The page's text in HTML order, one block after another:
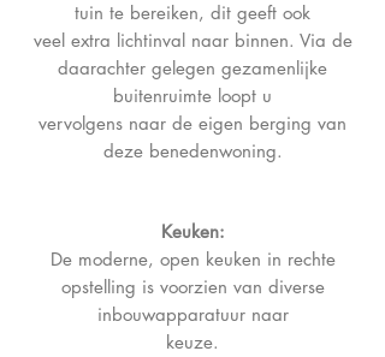
tuin te bereiken, dit geeft ook
veel extra lichtinval naar binnen. Via de
daarachter gelegen gezamenlijke
buitenruimte loopt u
vervolgens naar de eigen berging van
deze benedenwoning.
Keuken:
De moderne, open keuken in rechte
opstelling is voorzien van diverse
inbouwapparatuur naar
keuze.